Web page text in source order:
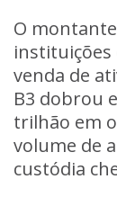
O
venda de
B3 dobrou
trilhão em
volume de
custódia